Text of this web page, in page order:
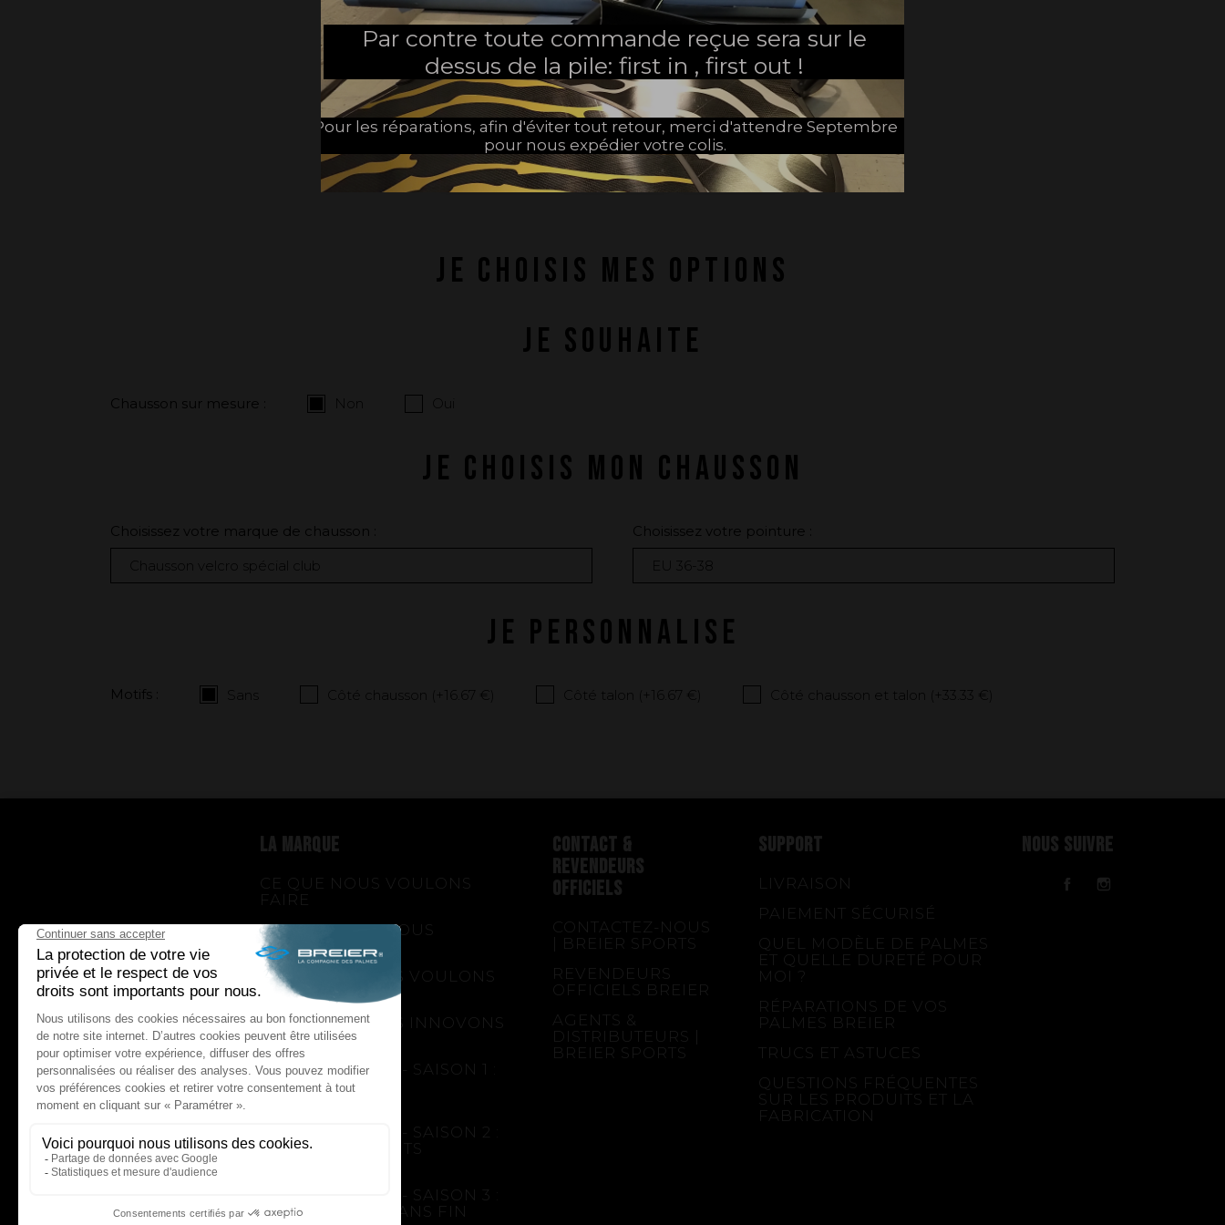
FABRIQUÉ EN FRANCE
JE CHOISIS MES OPTIONS
JE SOUHAITE
Chausson sur mesure : Non Oui
JE CHOISIS MON CHAUSSON
Choisissez votre marque de chausson : Choisissez votre pointure :
JE PERSONNALISE
Motifs : Sans Côté chausson (+ 16.67 € Côté talon (+ 16.67 € Côté chausson et talon (+ 33.33 €
DURETÉ
1 - Très souple 2 - Souple 3 - Medium
LA MARQUE
CE QUE NOUS VOULONS
FAIRE
CE QUE NOUS VOUS
APPORTONS
COMMENT NOUS VOULONS
LE FAIRE
COMMENT NOUS INNOVONS
UNE HISTOIRE
D'INNOVATIONS - SAISON 1 :
GENESIS
D'INNOVATIONS - SAISON 2 :
PUSH YOUR LIMITS
D'INNOVATIONS - SAISON 3 :
UNE HISTOIRE SANS FIN
CONTACT &
REVENDEURS
OFFICIELS
CONTACTEZ-NOUS
| BREIER SPORTS
REVENDEURS
OFFICIELS BREIER
AGENTS &
DISTRIBUTEURS |
BREIER SPORTS
SUPPORT
LIVRAISON
PAIEMENT SÉCURISÉ
QUEL MODÈLE DE PALMES
ET QUELLE DURETÉ POUR
MOI ?
RÉPARATIONS DE VOS
PALMES BREIER
TRUCS ET ASTUCES
QUESTIONS FRÉQUENTES
SUR LES PRODUITS ET LA
FABRICATION
NOUS SUIVRE
Facebook
Par contre toute commande reçue sera sur le
dessus de la pile: first in , first out !
Pour les réparations, afin d'éviter tout retour, merci d'attendre Septembre
pour nous expédier votre colis.